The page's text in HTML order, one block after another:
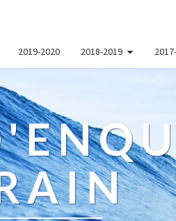
2019-2020 2018-2019